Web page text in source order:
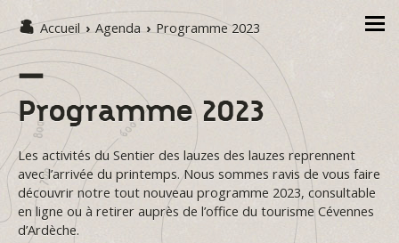
Accueil › Agenda › Programme 2023
Programme 2023
Les activités du Sentier des lauzes des lauzes reprennent
avec l’arrivée du printemps. Nous sommes ravis de vous faire
découvrir notre tout nouveau programme 2023, consultable
en ligne ou à retirer auprès de l’office du tourisme Cévennes
d’Ardèche.